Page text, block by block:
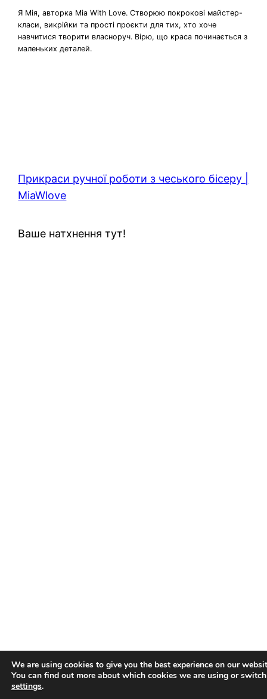
Я Мія, авторка Mia With Love. Створюю покрокові майстер-
класи, викрійки та прості проєкти для тих, хто хоче
навчитися творити власноруч. Вірю, що краса починається з
маленьких деталей.
Прикраси ручної роботи з чеського бісеру |
MiaWlove
Ваше натхнення тут!
We are using cookies to give you the best experience on our
You can find out more about which cookies we are using or
settings.